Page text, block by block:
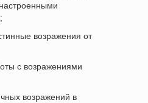
возражения от
с возражениями
возражений в